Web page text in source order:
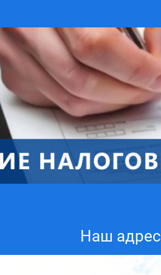
Наш адрес